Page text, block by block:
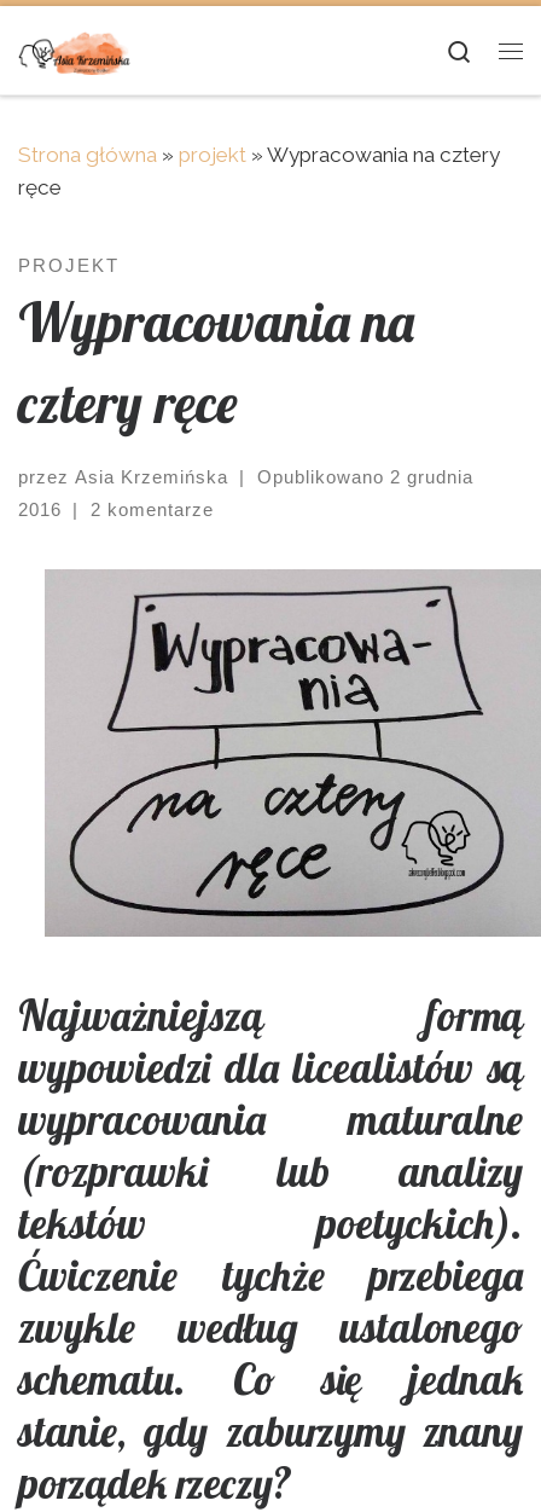
Skip to content
Strona główna » projekt » Wypracowania na cztery
ręce
PROJEKT
Wypracowania na
cztery ręce
przez Asia Krzemińska | Opublikowano 2 grudnia
2016
| 2 komentarze
Najważniejszą formą
wypowiedzi dla licealistów są
wypracowania maturalne
(rozprawki lub analizy
tekstów poetyckich).
Ćwiczenie tychże przebiega
zwykle według ustalonego
schematu. Co się jednak
stanie, gdy zaburzymy znany
porządek rzeczy?